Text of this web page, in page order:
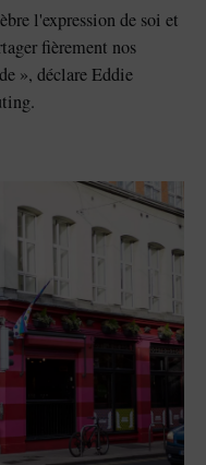
l'expression de soi et
fièrement nos
», déclare Eddie